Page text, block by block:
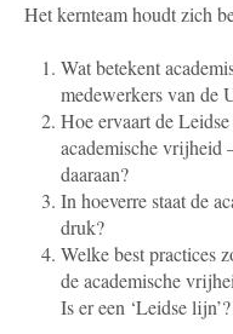
Het kernteam houdt zich
Wat betekent
medewerkers van de
Hoe ervaart de
academische vrijheid
daaraan?
In hoeverre staat de
druk?
Welke best practices
de academische
Is er een ‘Leidse lijn’?